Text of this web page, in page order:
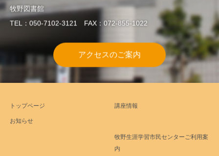
牧野図書館
TEL：050-7102-3121 FAX：072-855-1022
アクセスのご案内
トップページ
お知らせ
講座情報
牧野生涯学習市民センターご利用案
内